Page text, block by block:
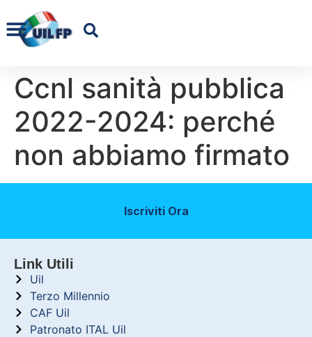
Ccnl sanità pubblica
2022-2024: perché
non abbiamo firmato
Iscriviti Ora
Link Utili
Uil
Terzo Millennio
CAF Uil
Patronato ITAL Uil